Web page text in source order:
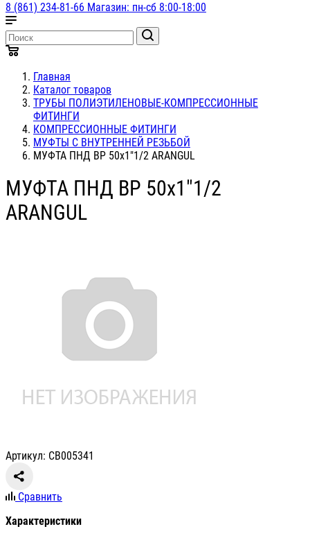
8 (861) 234-81-66 Магазин: пн-сб 8:00-18:00
Главная
Каталог товаров
ТРУБЫ ПОЛИЭТИЛЕНОВЫЕ-КОМПРЕССИОННЫЕ
ФИТИНГИ
КОМПРЕССИОННЫЕ ФИТИНГИ
МУФТЫ С ВНУТРЕННЕЙ РЕЗЬБОЙ
МУФТА ПНД ВР 50х1"1/2 ARANGUL
МУФТА ПНД ВР 50х1"1/2
ARANGUL
Артикул: СВ005341
Сравнить
Характеристики